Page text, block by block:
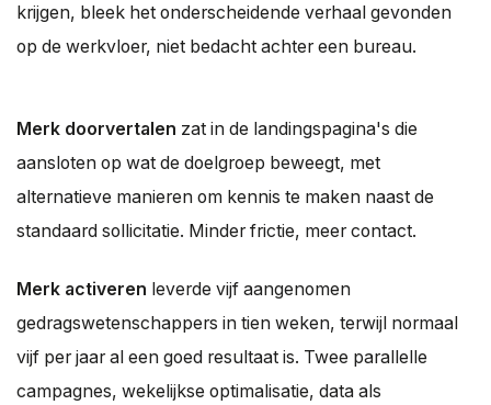
krijgen, bleek het onderscheidende verhaal gevonden
op de werkvloer, niet bedacht achter een bureau.
Merk doorvertalen zat in de landingspagina's die
aansloten op wat de doelgroep beweegt, met
alternatieve manieren om kennis te maken naast de
standaard sollicitatie. Minder frictie, meer contact.
Merk activeren leverde vijf aangenomen
gedragswetenschappers in tien weken, terwijl normaal
vijf per jaar al een goed resultaat is. Twee parallelle
campagnes, wekelijkse optimalisatie, data als